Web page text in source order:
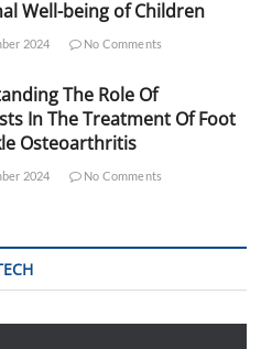
Well-being of Children
2024 No Comments
The Role Of
In The Treatment Of Foot
Osteoarthritis
2024 No Comments